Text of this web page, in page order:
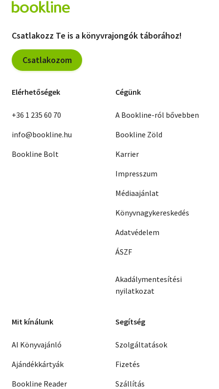
Csatlakozz Te is a könyvrajongók táborához!
Csatlakozom
Elérhetőségek
+36 1 235 60 70
info@bookline.hu
Bookline Bolt
Cégünk
A Bookline-ról bővebben
Bookline Zöld
Karrier
Impresszum
Médiaajánlat
Könyvnagykereskedés
Adatvédelem
ÁSZF
Akadálymentesítési
nyilatkozat
Mit kínálunk
AI Könyvajánló
Ajándékkártyák
Bookline Reader
Segítség
Szolgáltatások
Fizetés
Szállítás